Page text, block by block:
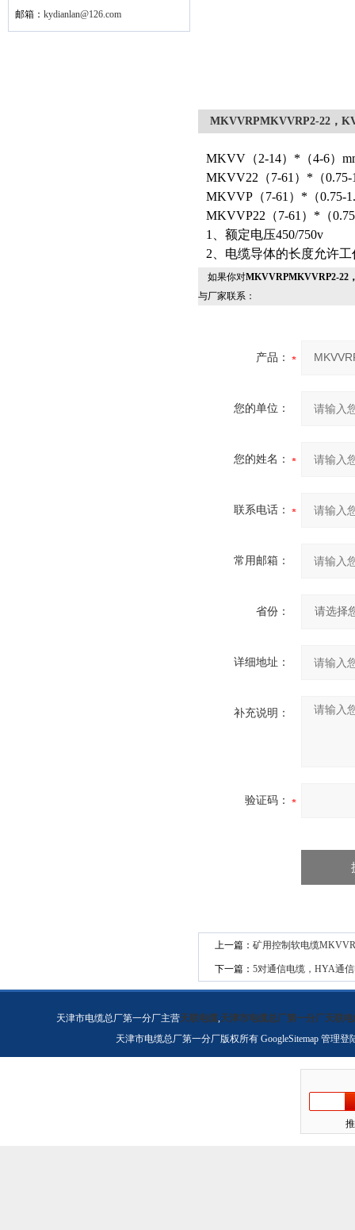
邮箱： kydianlan@126.com
MKVVRPMKVVRP2-22，
MKVV（2-14）*（4-6）
MKVV22（7-61）*（0.75-
MKVVP（7-61）*（0.75-
MKVVP22（7-61）*（
1、额定电压450/750v
2、电缆导体的长度允许工
如果你对MKVVRPMKVVRP2-22
与厂家联系：
产品：
您的单位：
您的姓名：
联系电话：
常用邮箱：
省份：
详细地址：
补充说明：
验证码：
上一篇： 矿用控制软电缆
下一篇： 5对通信电缆，HYA通
天津市电缆总厂第一分厂主营天联电缆,天津市电缆总厂第一分厂天联电
天津市电缆总厂第一分厂版权所有 GoogleSitemap 管理登